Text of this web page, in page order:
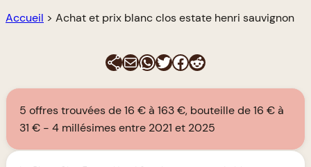
Accueil > Achat et prix blanc clos estate henri sauvignon
E-mailWhatsApp
Twitter
Facebook
Reddit
5 offres trouvées de 16 € à 163 €, bouteille de 16 € à
31 €
4 millésimes entre 2021 et 2025